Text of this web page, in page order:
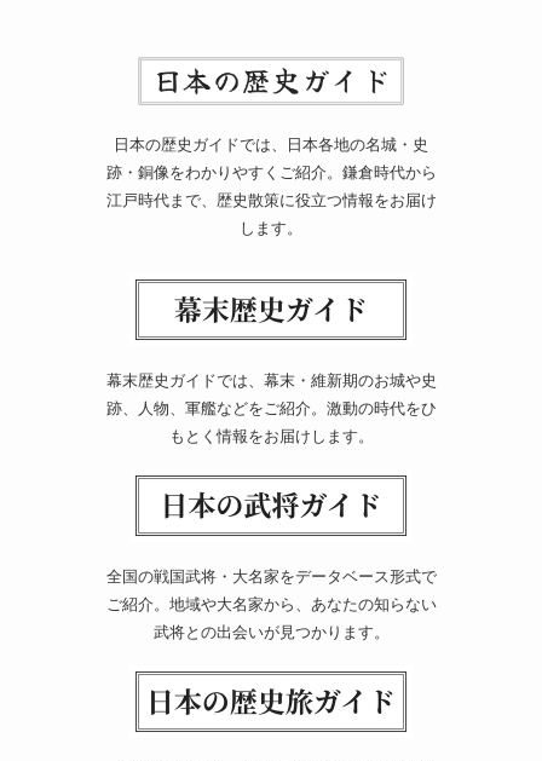
日本の歴史ガイドでは、日本各地の名城・史
跡・銅像をわかりやすくご紹介。鎌倉時代から
江戸時代まで、歴史散策に役立つ情報をお届け
します。
幕末歴史ガイドでは、幕末・維新期のお城や史
跡、人物、軍艦などをご紹介。激動の時代をひ
もとく情報をお届けします。
全国の戦国武将・大名家をデータベース形式で
ご紹介。地域や大名家から、あなたの知らない
武将との出会いが見つかります。